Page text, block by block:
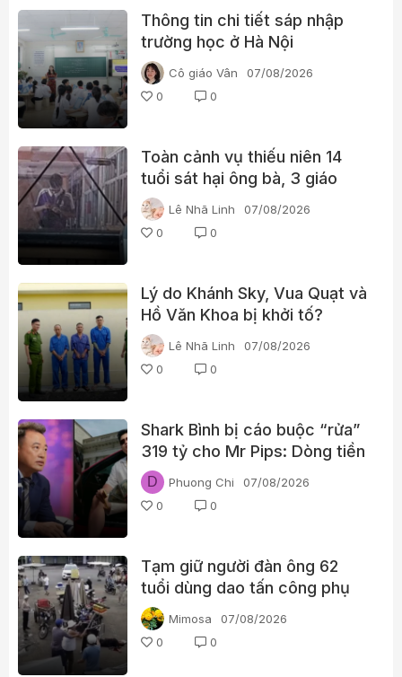
Thông tin chi tiết sáp nhập
trường học ở Hà Nội
Cô giáo Vân
07/08/2026
0
0
Toàn cảnh vụ thiếu niên 14
tuổi sát hại ông bà, 3 giáo
viên và 3 học sinh
Lê Nhã Linh
07/08/2026
0
0
Lý do Khánh Sky, Vua Quạt và
Hồ Văn Khoa bị khởi tố?
Lê Nhã Linh
07/08/2026
0
0
Shark Bình bị cáo buộc “rửa”
319 tỷ cho Mr Pips: Dòng tiền
đã đi qua Ngân Lượng như thế
nào?
D Phuong Chi
07/08/2026
0
0
Tạm giữ người đàn ông 62
tuổi dùng dao tấn công phụ
nữ giữa chợ
Mimosa
07/08/2026
0
0